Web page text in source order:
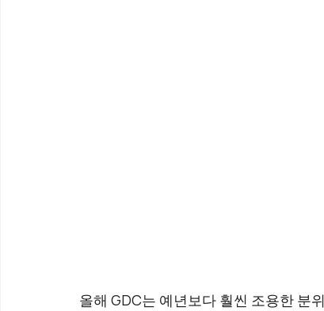
올해 GDC는 예년보다 훨씬 조용한